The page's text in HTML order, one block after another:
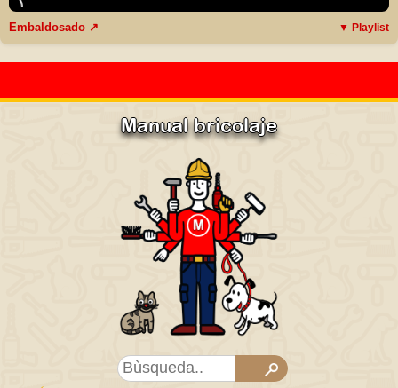
Embaldosado ↗ ▼ Playlist
Manual bricolaje